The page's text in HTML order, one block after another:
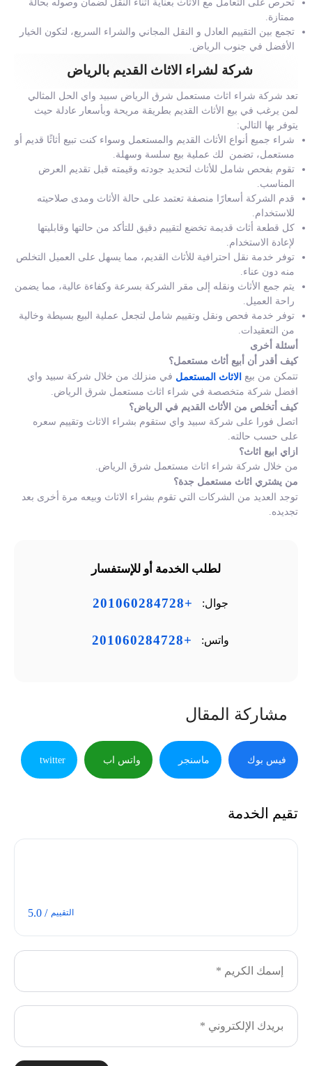
تحرص على التعامل مع الأثاث بعناية أثناء النقل لضمان وصوله بحالة
ممتازة.
تجمع بين التقييم العادل و النقل المجاني والشراء السريع، لتكون الخيار
الأفضل في جنوب الرياض.
شركة لشراء الاثاث القديم بالرياض
تعد شركة شراء اثاث مستعمل شرق الرياض سبيد واي الحل المثالي
لمن يرغب في بيع الأثاث القديم بطريقة مريحة وبأسعار عادلة حيث
يتوفر بها التالي:
شراء جميع أنواع الأثاث القديم والمستعمل وسواء كنت تبيع أثاثًا قديم أو
مستعمل، تضمن لك عملية بيع سلسة وسهلة.
تقوم بفحص شامل للأثاث لتحديد جودته وقيمته قبل تقديم العرض
المناسب.
قدم الشركة أسعارًا منصفة تعتمد على حالة الأثاث ومدى صلاحيته
للاستخدام.
كل قطعة أثاث قديمة تخضع لتقييم دقيق للتأكد من حالتها وقابليتها
لإعادة الاستخدام.
توفر خدمة نقل احترافية للأثاث القديم، مما يسهل على العميل التخلص
منه دون عناء.
يتم جمع الأثاث ونقله إلى مقر الشركة بسرعة وكفاءة عالية، مما يضمن
راحة العميل.
توفر خدمة فحص ونقل وتقييم شامل لتجعل عملية البيع بسيطة وخالية
من التعقيدات.
أسئلة أخرى
كيف أقدر أن أبيع أثاث مستعمل؟
تتمكن من بيع الاثاث المستعمل في منزلك من خلال شركة سبيد واي
افضل شركة متخصصة في شراء اثاث مستعمل شرق الرياض.
كيف أتخلص من الأثاث القديم في الرياض؟
اتصل فورا على شركة سبيد واي ستقوم بشراء الاثاث وتقييم سعره
على حسب حالته.
ازاي ابيع اثاث؟
من خلال شركة شراء اثاث مستعمل شرق الرياض.
من يشتري اثاث مستعمل جدة؟
توجد العديد من الشركات التي تقوم بشراء الاثاث وبيعه مرة أخرى بعد
تجديده.
لطلب الخدمة أو للإستفسار
جوال: +201060284728
واتس: +201060284728
مشاركة المقال
فيس بوك ماسنجر واتس اب twitter
تقيم الخدمة
التقييم / 5.0